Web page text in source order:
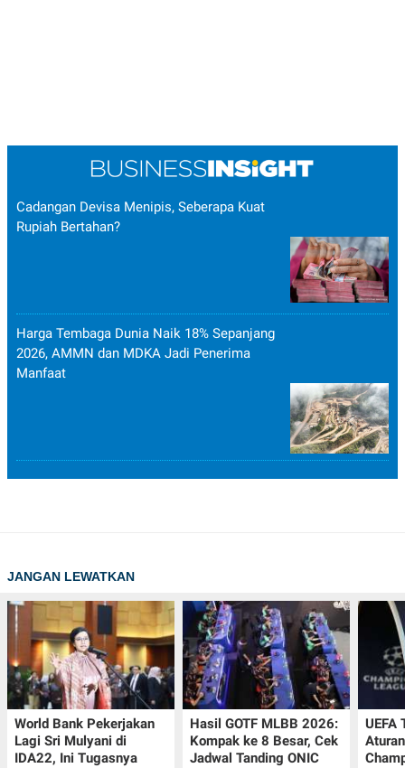
Cadangan Devisa Menipis, Seberapa Kuat
Rupiah Bertahan?
Harga Tembaga Dunia Naik 18% Sepanjang
2026, AMMN dan MDKA Jadi Penerima
Manfaat
JANGAN LEWATKAN
World Bank Pekerjakan
Lagi Sri Mulyani di
IDA22, Ini Tugasnya
Hasil GOTF MLBB 2026:
Kompak ke 8 Besar, Cek
Jadwal Tanding ONIC
UEFA